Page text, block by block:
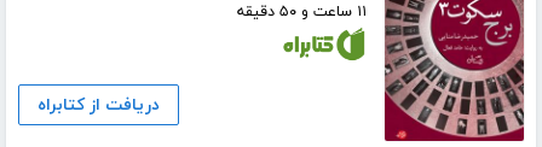
۱۱ ساعت و ۵۰ دقیقه
دریافت از کتابراه